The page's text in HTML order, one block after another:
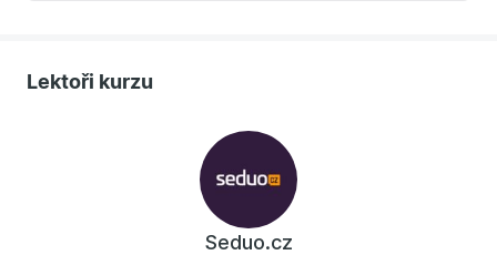
Lektoři kurzu
Seduo.cz